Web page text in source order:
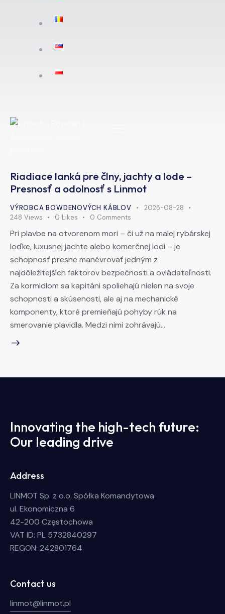
Riadiace lanká pre člny, jachty a lode –
Presnosť a odolnosť s Linmot
VÝROBCA BOWDENOVÝCH KÁBLOV
2025-08-28
248 Views 0 Likes 0 Comments
Pri plavbe na otvorenom mori – či už na malej rybárskej
loďke, luxusnej jachte alebo komerčnej lodi – je
schopnosť presne manévrovať jedným z
najdôležitejších faktorov bezpečnosti a ovládateľnosti.
Za kormidlom sa kapitáni spoliehajú nielen na svoje
schopnosti a skúsenosti, ale aj na mechanické
komponenty, ktoré premieňajú pohyby rúk na
smerovanie plavidla. Medzi nimi zohrávajú…
Innovating the high-tech future:
Our leading drive
Address
LINMOT Sp. z o.o. Spółka Komandytowa
ul. Ekonomiczna 6
42-200 Częstochowa
VAT ID: PL 5732840297
REGON: 242801764
Contact us
linmot@linmot.pl